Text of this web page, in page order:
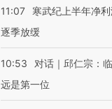
11:07
寒武纪上半年净
逐季放缓
10:53
对话｜邱仁宗：
远是第一位